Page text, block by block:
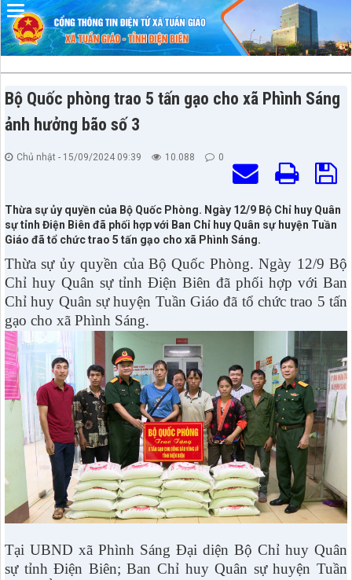
Bộ Quốc phòng trao 5 tấn gạo cho xã Phình Sáng
ảnh hưởng bão số 3
Chủ nhật - 15/09/2024 09:39 10.088 0
Thừa sự ủy quyền của Bộ Quốc Phòng. Ngày 12/9 Bộ Chỉ huy Quân
sự tỉnh Điện Biên đã phối hợp với Ban Chỉ huy Quân sự huyện Tuần
Giáo đã tổ chức trao 5 tấn gạo cho xã Phình Sáng.
Thừa sự ủy quyền của Bộ Quốc Phòng. Ngày 12/9 Bộ
Chỉ huy Quân sự tỉnh Điện Biên đã phối hợp với Ban
Chỉ huy Quân sự huyện Tuần Giáo đã tổ chức trao 5 tấn
gạo cho xã Phình Sáng.
Tại UBND xã Phình Sáng Đại diện Bộ Chỉ huy Quân
sự tỉnh Điện Biên; Ban Chỉ huy Quân sự huyện Tuần
Đã kết nối EMC